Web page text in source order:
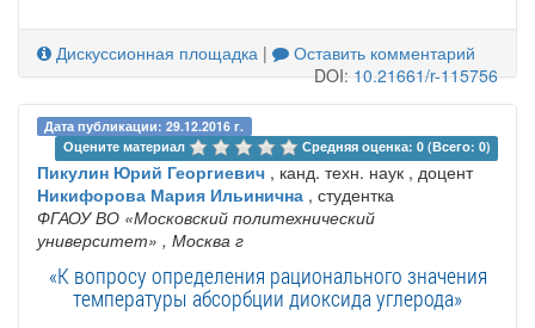
Дискуссионная площадка |
Оставить комментарий
DOI:10.21661/r-115756
Дата публикации: 29.12.2016 г.
Оцените материал
Средняя оценка: 0 (Всего: 0)
Пикулин Юрий Георгиевич , канд. техн. наук , доцент
Никифорова Мария Ильинична , студентка
ФГАОУ ВО «Московский политехнический
университет» , Москва г
«К вопросу определения рационального значения
температуры абсорбции диоксида углерода»